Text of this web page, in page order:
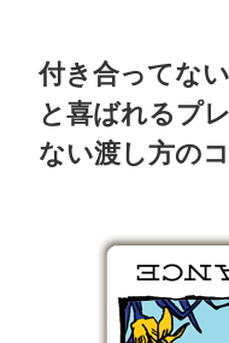
付き合ってな
と喜ばれるプ
ない渡し方の